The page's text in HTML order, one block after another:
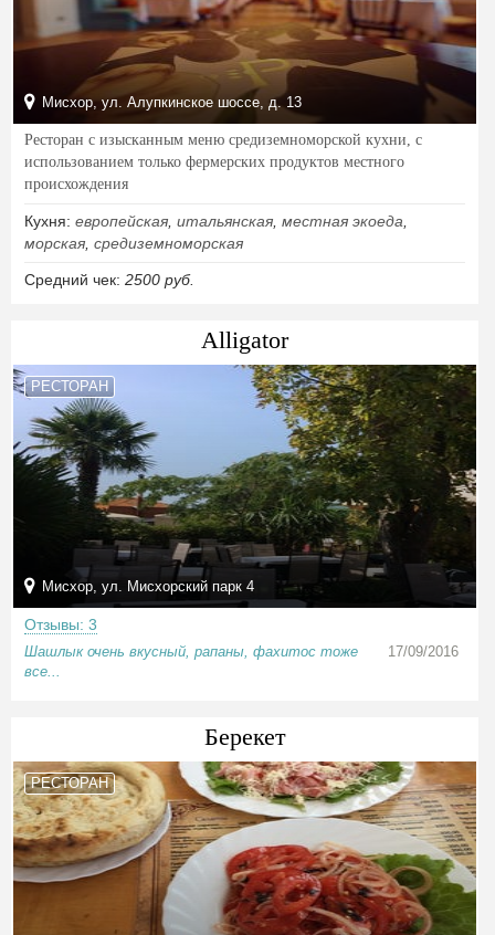
Мисхор, ул. Алупкинское шоссе, д. 13
Ресторан с изысканным меню средиземноморской кухни, с
использованием только фермерских продуктов местного
происхождения
Кухня: европейская итальянская местная экоеда
морская средиземноморская
Средний чек: 2500 руб.
Alligator
РЕСТОРАН
Мисхор, ул. Мисхорский парк 4
Отзывы: 3
Шашлык очень вкусный, рапаны, фахитос тоже
все...
17/09/2016
Берекет
РЕСТОРАН